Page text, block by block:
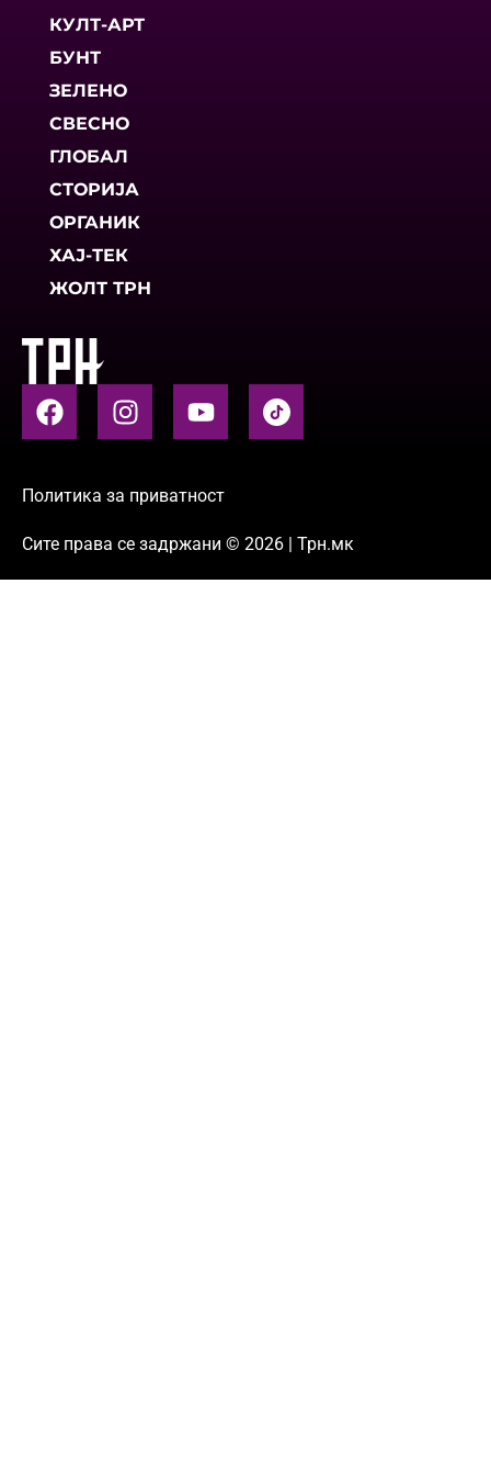
КУЛТ-АРТ
БУНТ
ЗЕЛЕНО
СВЕСНО
ГЛОБАЛ
СТОРИЈА
ОРГАНИК
ХАЈ-ТЕК
ЖОЛТ ТРН
Политика за приватност
Сите права се задржани © 2026 | Трн.мк